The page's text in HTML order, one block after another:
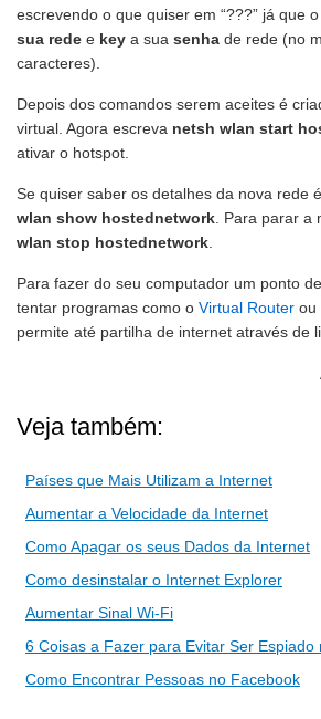
escrevendo o que quiser em “???” já que o
sua rede e key a sua senha de rede (no
caracteres).
Depois dos comandos serem aceites é
virtual. Agora escreva netsh wlan start
ativar o hotspot.
Se quiser saber os detalhes da nova rede
wlan show hostednetwork . Para parar
wlan stop hostednetwork
Para fazer do seu computador um ponto
tentar programas como o Virtual Router ou
permite até partilha de internet através de
Veja também:
Países que Mais Utilizam a Internet
Aumentar a Velocidade da Internet
Como Apagar os seus Dados da Internet
Como desinstalar o Internet Explorer
Aumentar Sinal Wi-Fi
6 Coisas a Fazer para Evitar Ser Espiado
Como Encontrar Pessoas no Facebook